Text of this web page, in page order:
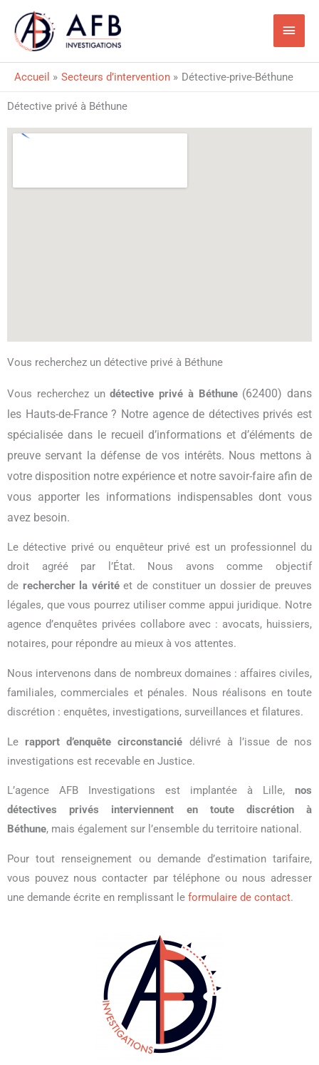
contenu
Accueil Secteurs d’intervention Détective-prive-Béthune
Détective privé à Béthune
Vous recherchez un détective privé à Béthune
Vous recherchez undétective privé à Béthune (62400) dans
les Hauts-de-France ? Notre agence de détectives privés est
spécialisée dans le recueil d’informations et d’éléments de
preuve servant la défense de vos intérêts. Nous mettons à
votre disposition notre expérience et notre savoir-faire afin de
vous apporter les informations indispensables dont vous
avez besoin.
Le détective privé ou enquêteur privé est un professionnel du
droit agréé par l’État. Nous avons comme objectif
de rechercher la véritéet de constituer un dossier de preuves
légales, que vous pourrez utiliser comme appui juridique. Notre
agence d’enquêtes privées collabore avec : avocats, huissiers,
notaires, pour répondre au mieux à vos attentes.
Nous intervenons dans de nombreux domaines : affaires civiles,
familiales, commerciales et pénales. Nous réalisons en toute
discrétion : enquêtes, investigations, surveillances et filatures.
Le rapport d’enquête circonstancié délivré à l’issue de nos
investigations est recevable en Justice.
L’agence AFB Investigations est implantée à Lille, nos
détectives privés interviennent en toute discrétion à
Béthune, mais également sur l’ensemble du territoire national.
Pour tout renseignement ou demande d’estimation tarifaire,
vous pouvez nous contacter par téléphone ou nous adresser
une demande écrite en remplissant le formulaire de contact.